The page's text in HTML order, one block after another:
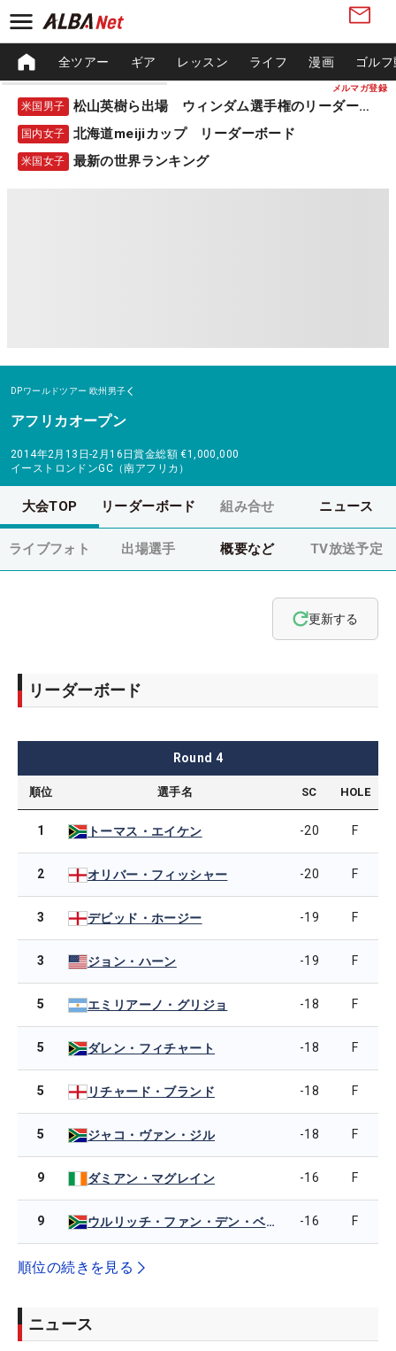
メルマガ登録
全ツアー ギア レッスン ライフ 漫画 ゴル
米国男子 松山英樹ら出場 ウィンダム選手権のリーダーボード
国内女子 北海道meijiカップ リーダーボード
米国女子 最新の世界ランキング
DPワールドツアー 欧州男子
アフリカオープン
2014年2月13日-2月16日賞金総額 €1,000,000
イーストロンドンGC（南アフリカ）
大会TOP リーダーボード 組み合せ ニュース
ライブフォト 出場選手 概要など TV放送予定
更新する
リーダーボード
Round 4
順位 選手名 SC HOLE
1 トーマス・エイケン -20 F
2 オリバー・フィッシャー -20 F
3 デビッド・ホージー -19 F
3 ジョン・ハーン -19 F
5 エミリアーノ・グリジョ -18 F
5 ダレン・フィチャート -18 F
5 リチャード・ブランド -18 F
5 ジャコ・ヴァン・ジル -18 F
9 ダミアン・マグレイン -16 F
9 ウルリッチ・ファン・デン・ベルグ -16 F
順位の続きを見る
ニュース